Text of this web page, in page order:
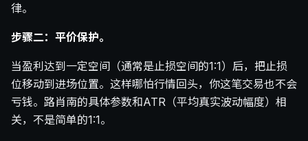
律。
步骤二：平价保护。
当盈利达到一定空间（通常是止损空间的1:1）后，把止损
位移动到进场位置。这样哪怕行情回头，你这笔交易也不会
亏钱。路肖南的具体参数和ATR（平均真实波动幅度）相
关，不是简单的1:1。